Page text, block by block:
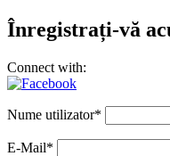
Înregistrați-vă
Connect with:
Nume utilizator*
E-Mail*